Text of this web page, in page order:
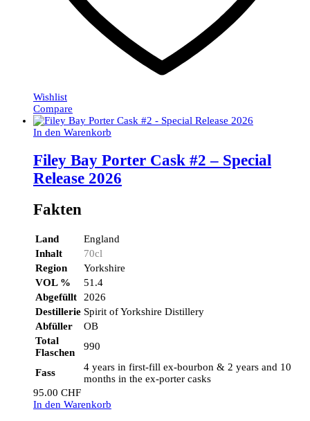
Wishlist
Compare
In den Warenkorb
Filey Bay Porter Cask #2 – Special
Release 2026
Fakten
Land
England
Inhalt
70cl
Region
Yorkshire
VOL %
51.4
Abgefüllt
2026
Destillerie Spirit of Yorkshire Distillery
Abfüller
OB
Total
Flaschen
990
Fass
4 years in first-fill ex-bourbon & 2 years and 10
months in the ex-porter casks
95.00 CHF
In den Warenkorb